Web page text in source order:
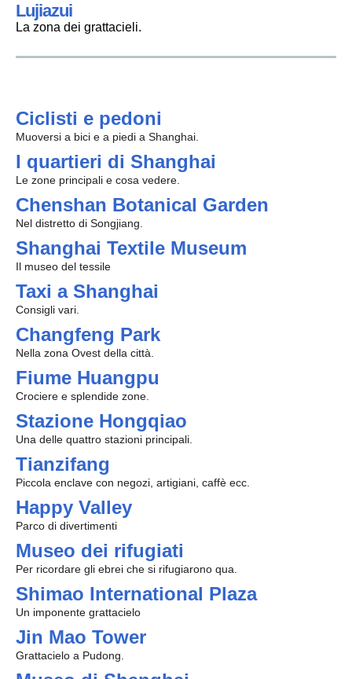
Lujiazui
La zona dei grattacieli.
Ciclisti e pedoni
Muoversi a bici e a piedi a Shanghai.
I quartieri di Shanghai
Le zone principali e cosa vedere.
Chenshan Botanical Garden
Nel distretto di Songjiang.
Shanghai Textile Museum
Il museo del tessile
Taxi a Shanghai
Consigli vari.
Changfeng Park
Nella zona Ovest della città.
Fiume Huangpu
Crociere e splendide zone.
Stazione Hongqiao
Una delle quattro stazioni principali.
Tianzifang
Piccola enclave con negozi, artigiani, caffè ecc.
Happy Valley
Parco di divertimenti
Museo dei rifugiati
Per ricordare gli ebrei che si rifugiarono qua.
Shimao International Plaza
Un imponente grattacielo
Jin Mao Tower
Grattacielo a Pudong.